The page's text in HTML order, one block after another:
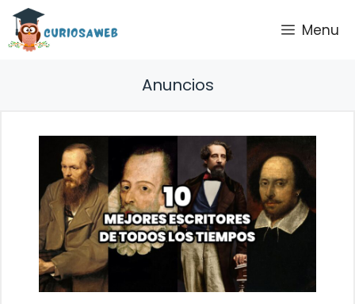
Saltar
contenido
Menu
Anuncios